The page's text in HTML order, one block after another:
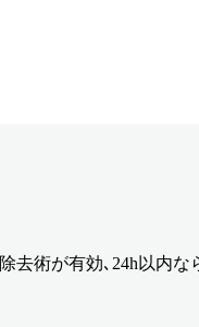
去術が有効､24h以内な